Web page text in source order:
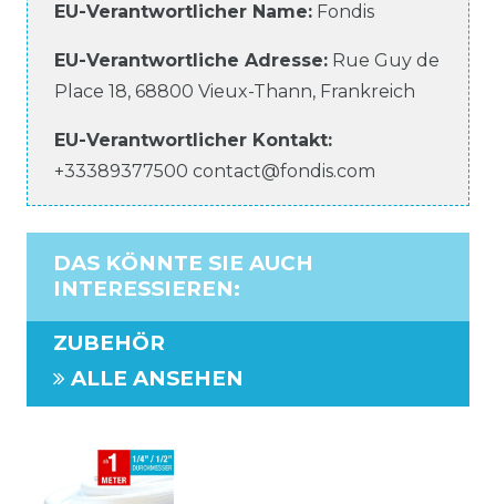
EU-Verantwortlicher Name: Fondis
EU-Verantwortliche Adresse: Rue Guy de
Place 18, 68800 Vieux-Thann, Frankreich
EU-Verantwortlicher Kontakt:
+33389377500 contact@fondis.com
DAS KÖNNTE SIE AUCH
INTERESSIEREN:
ZUBEHÖR
ALLE ANSEHEN